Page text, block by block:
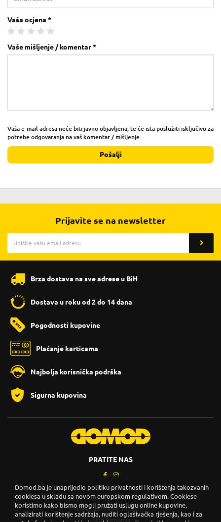
Vaša ocjena *
Vaše mišljenje / komentar *
Vaša e-mail adresa neće biti javno objavljena, te će ista poslužiti isključivo za
potrebe odgovaranja na vaš komentar / mišljenje.
Pošalji
Prijavite se na newsletter
Brza dostava na sve adrese u BiH
Dostava u roku od 2 do 14 dana
Pogodnosti kupovine
Plaćanje karticama
Najbolja korisnička podrška
Sigurna kupovina
PRATITE NAS
Copyright © 2026. DOMOD.
Uslovi korištenja
Domod.ba je unaprijedio politiku privatnosti i korištenja takozvanih
cookiesa u skladu sa novom europskom regulativom. Cookiese
koristimo kako bismo mogli pružati uslugu online kupovine,
analizirati korištenje sadržaja, nuditi oglašivačka rješenja, kao i za